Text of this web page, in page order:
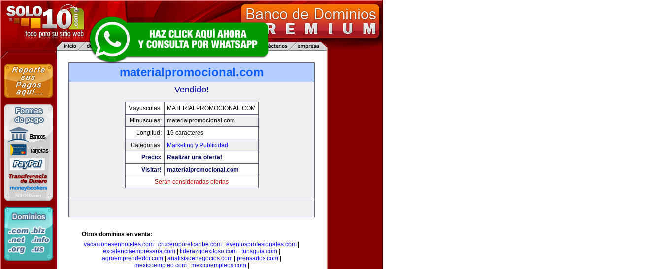
materialpromocional.com
Vendido!
Mayusculas:
MATERIALPROMOCIONAL.COM
Minusculas:
materialpromocional.com
Longitud:
19 caracteres
Categorias:
Marketing y Publicidad
Precio:
Realizar una oferta!
Visitar!
materialpromocional.com
Serán consideradas ofertas
Otros dominios en venta:
vacacionesenhoteles.com
cruceroporelcaribe.com eventosprofesionales.com
excelenciaempresaria.com
liderazgoexitoso.com turisguia.com
agroemprendedor.com
analisisdenegocios.com prensados.com
mexicoempleo.com| mexicoempleos.com|